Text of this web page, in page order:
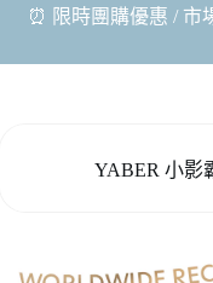
⏰ 限時團購優惠 / 市
YABER 小影